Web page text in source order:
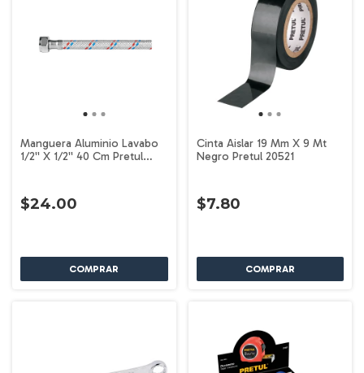
Manguera Aluminio Lavabo
1/2'' X 1/2'' 40 Cm Pretul
$24.00
Cinta Aislar 19 Mm X 9 Mt
Negro Pretul 20521
$7.80